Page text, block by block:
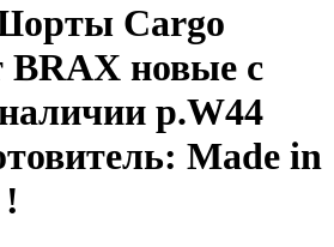
Cargo
BRAX новые с
р.W44
Made in